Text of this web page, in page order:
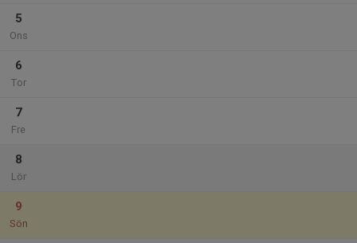
5
Ons
6
Tor
7
Fre
8
Lör
9
Sön